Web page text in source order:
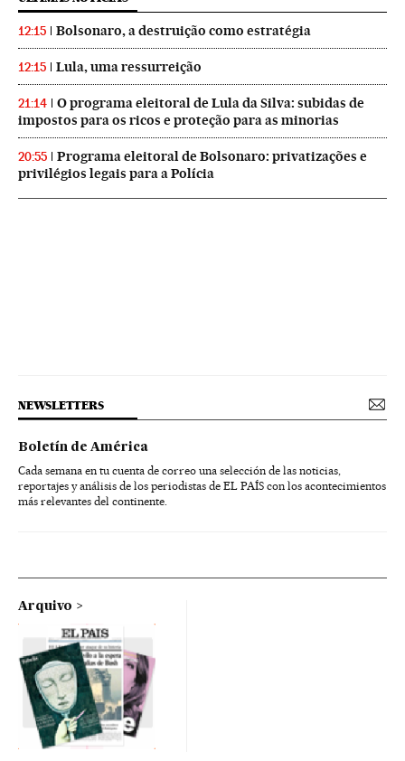
12:15 Bolsonaro, a destruição como estratégia
12:15 Lula, uma ressurreição
21:14
O programa eleitoral de Lula da Silva: subidas de
impostos para os ricos e proteção para as minorias
20:55
Programa eleitoral de Bolsonaro: privatizações e
privilégios legais para a Polícia
NEWSLETTERS
Boletín de América
Cada semana en tu cuenta de correo una selección de las noticias,
reportajes y análisis de los periodistas de EL PAÍS con los acontecimientos
más relevantes del continente.
Arquivo